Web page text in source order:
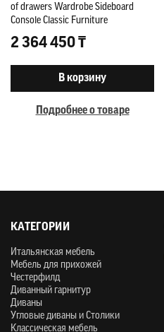
of drawers Wardrobe Sideboard
Console Classic Furniture
2 364 450 ₸
В корзину
Подробнее о товаре
КАТЕГОРИИ
Итальянская мебель
Мебель для прихожей
Честерфилд
Диванный гарнитур
Диваны
Угловые диваны и Столики
Классическая мебель